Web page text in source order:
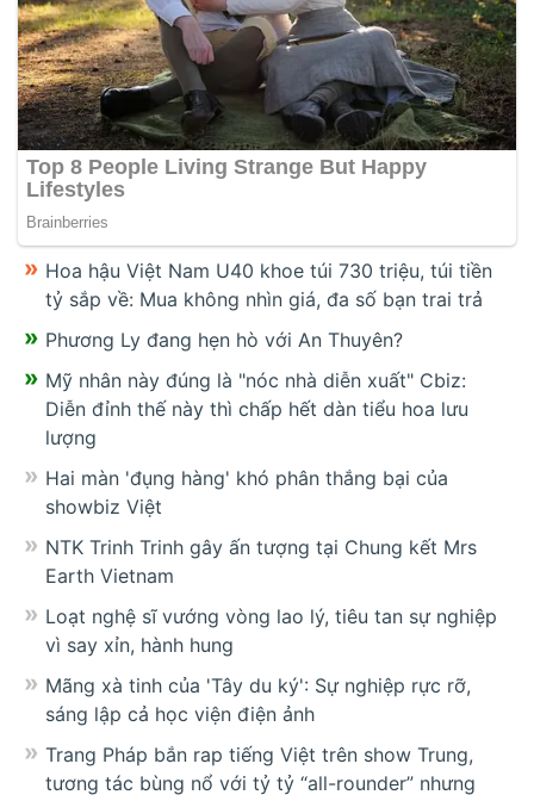
Hoa hậu Việt Nam U40 khoe túi 730 triệu, túi tiền
tỷ sắp về: Mua không nhìn giá, đa số bạn trai trả
Phương Ly đang hẹn hò với An Thuyên?
Mỹ nhân này đúng là "nóc nhà diễn xuất" Cbiz:
Diễn đỉnh thế này thì chấp hết dàn tiểu hoa lưu
lượng
Hai màn 'đụng hàng' khó phân thắng bại của
showbiz Việt
NTK Trinh Trinh gây ấn tượng tại Chung kết Mrs
Earth Vietnam
Loạt nghệ sĩ vướng vòng lao lý, tiêu tan sự nghiệp
vì say xỉn, hành hung
Mãng xà tinh của 'Tây du ký': Sự nghiệp rực rỡ,
sáng lập cả học viện điện ảnh
Trang Pháp bắn rap tiếng Việt trên show Trung,
tương tác bùng nổ với tỷ tỷ “all-rounder” nhưng